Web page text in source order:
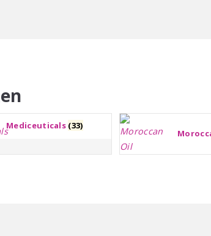
Mediceuticals (33)